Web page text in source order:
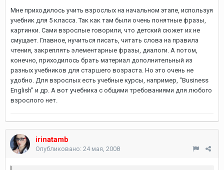
Мне приходилось учить взрослых на начальном этапе, используя
учебник для 5 класса. Так как там были очень понятные фразы,
картинки. Сами взрослые говорили, что детский сюжет их не
смущает. Главное, нучиться писать, читать слова на правила
чтения, закреплять элементарные фразы, диалоги. А потом,
конечно, приходилось брать материал дополнительный из
разных учебников для старшего возраста. Но это очень не
удобно. Для взрослых есть учебные курсы, например, "Business
English" и др. А вот учебника с общими требованиями для любого
взрослого нет.
irinatamb
Опубликовано: 24 мая, 2008